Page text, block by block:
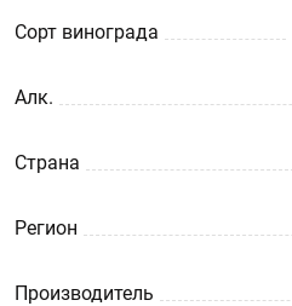
Сорт винограда
Aлк.
Страна
Регион
Производитель